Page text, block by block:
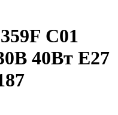
C01
40Вт E27